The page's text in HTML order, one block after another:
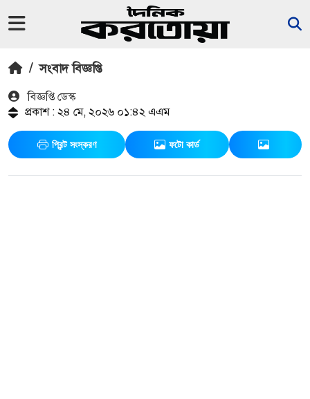
/ সংবাদ বিজ্ঞপ্তি
বিজ্ঞপ্তি ডেস্ক
প্রকাশ : ২৪ মে, ২০২৬ ০১:৪২ এএম
প্রিন্ট সংস্করণ ফটো কার্ড